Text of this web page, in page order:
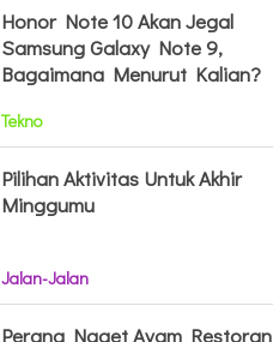
Honor Note 10 Akan Jegal
Samsung Galaxy Note 9,
Bagaimana Menurut Kalian?
Tekno
Pilihan Aktivitas Untuk Akhir
Minggumu
Jalan-Jalan
Perang Naget Ayam Restoran